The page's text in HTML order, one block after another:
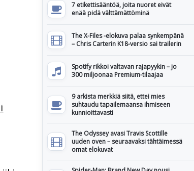
7 etikettisääntöä, joita nuoret eivät
enää pidä välttämättöminä
The X-Files -elokuva palaa synkempänä
– Chris Carterin K18-versio sai trailerin
Spotify rikkoi valtavan rajapyykin – jo
300 miljoonaa Premium-tilaajaa
9 arkista merkkiä siitä, ettei mies
suhtaudu tapailemaansa ihmiseen
kunnioittavasti
The Odyssey avasi Travis Scottille
uuden oven – seuraavaksi tähtäimessä
omat elokuvat